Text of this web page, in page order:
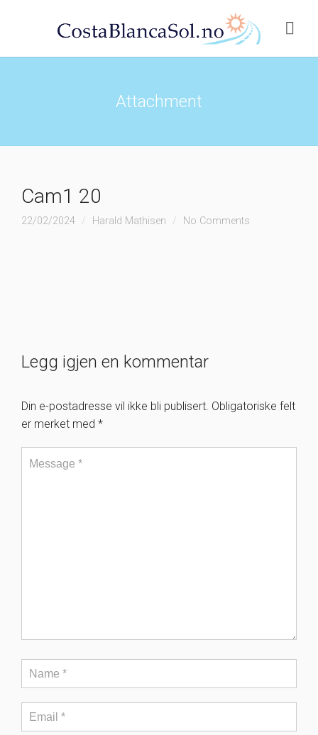
Attachment
Cam1 20
22/02/2024 Harald Mathisen No Comments
Legg igjen en kommentar
Din e-postadresse vil ikke bli publisert. Obligatoriske felt
er merket med *